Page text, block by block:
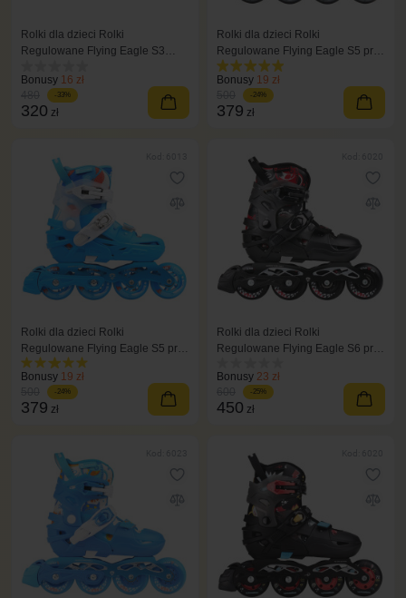
Rolki dla dzieci Rolki
Regulowane Flying Eagle S3
Bonusy 16 zł
-33%
320 zł
Rolki dla dzieci Rolki
Regulowane Flying Eagle S5 pro
czarne
Bonusy 19 zł
-24%
379 zł
Rolki dla dzieci Rolki
Regulowane Flying Eagle S5 pro
niebieski
Bonusy 19 zł
-24%
379 zł
Rolki dla dzieci Rolki
Regulowane Flying Eagle S6 pro
Bonusy 23 zł
-25%
450 zł